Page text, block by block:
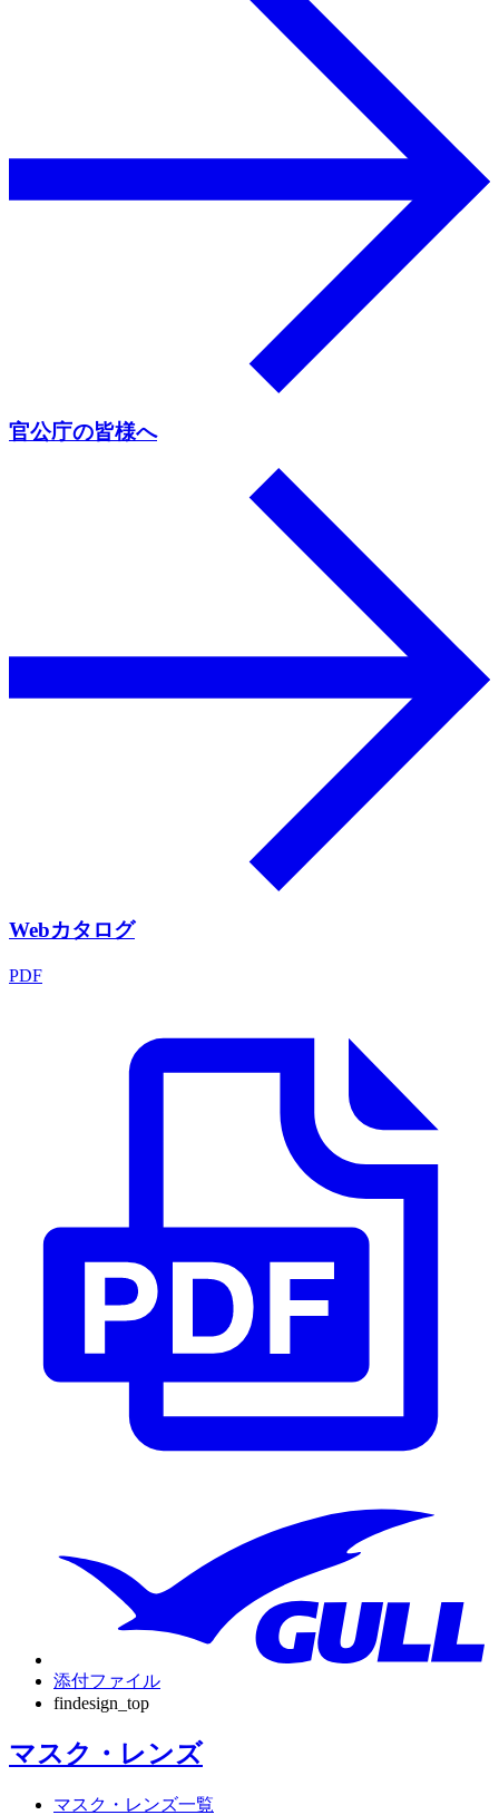
官公庁の皆様へ
Webカタログ
PDF
添付ファイル
findesign_top
マスク・レンズ
マスク・レンズ一覧